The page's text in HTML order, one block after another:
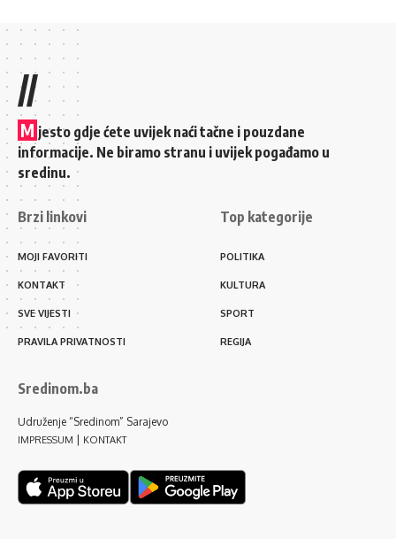
//
M jesto gdje ćete uvijek naći tačne i pouzdane
informacije. Ne biramo stranu i uvijek pogađamo u
sredinu.
Brzi linkovi
MOJI FAVORITI
KONTAKT
SVE VIJESTI
PRAVILA PRIVATNOSTI
Top kategorije
POLITIKA
KULTURA
SPORT
REGIJA
Sredinom.ba
Udruženje “Sredinom” Sarajevo
IMPRESSUM KONTAKT